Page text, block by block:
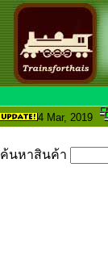
4 Mar, 2019
ค้นหาสินค้า